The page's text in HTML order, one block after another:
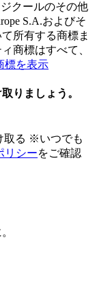
クールのその他
S.A.およびそ
所有する商標ま
商標はすべて、
標を表示
りましょう。
取る ※いつでも
リシーをご確認